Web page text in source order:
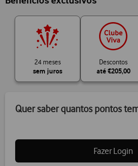
24 meses
sem juros
Descontos
até €205,00
Quer saber quantos pontos
Fazer Login